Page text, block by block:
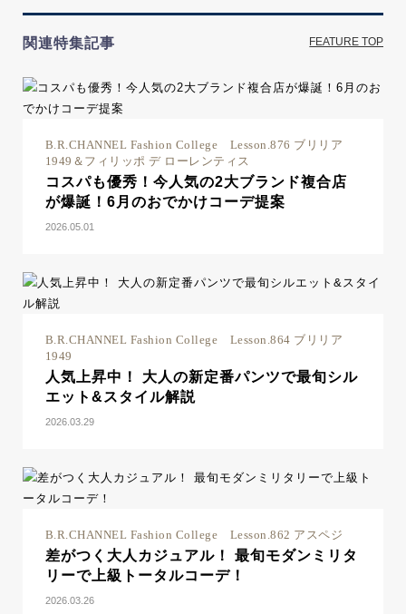
関連特集記事 FEATURE TOP
B.R.CHANNEL Fashion College Lesson.876 ブリリア
1949＆フィリッポ デ ローレンティス
コスパも優秀！今人気の2大ブランド複合店
が爆誕！6月のおでかけコーデ提案
2026.05.01
B.R.CHANNEL Fashion College Lesson.864 ブリリア
1949
人気上昇中！ 大人の新定番パンツで最旬シル
エット&スタイル解説
2026.03.29
B.R.CHANNEL Fashion College Lesson.862 アスペジ
差がつく大人カジュアル！ 最旬モダンミリタ
リーで上級トータルコーデ！
2026.03.26